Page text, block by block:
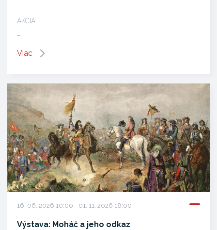
AKCIA
Viac
16. 06. 2026 10:00 - 01. 11. 2026 18:00
Výstava: Moháč a jeho odkaz